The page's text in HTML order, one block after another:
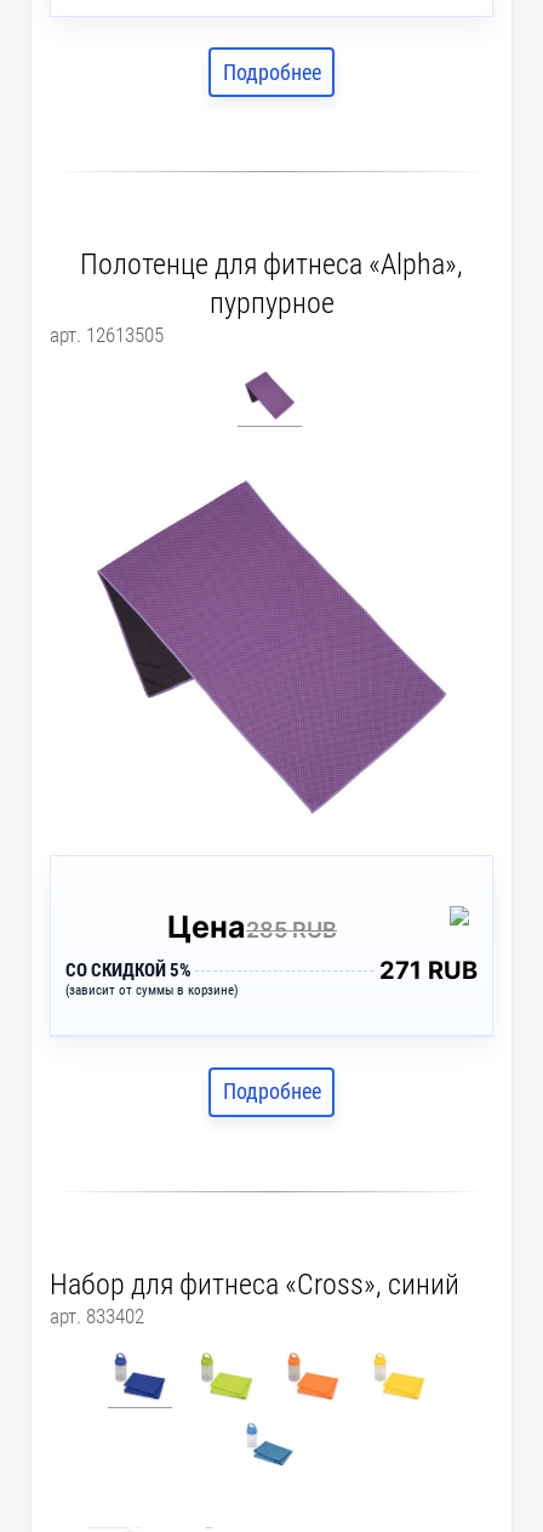
Подробнее
Полотенце для фитнеса «Alpha»,
пурпурное
арт. 12613505
Цена285 RUB
СО СКИДКОЙ 5%
(зависит от суммы в корзине)
271 RUB
Подробнее
Набор для фитнеса «Cross», синий
арт. 833402